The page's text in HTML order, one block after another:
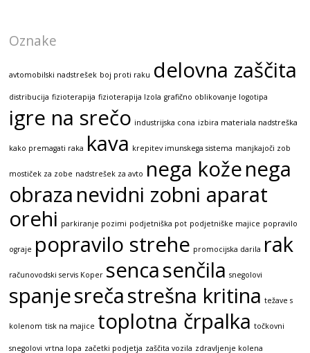
Oznake
avtomobilski nadstrešek boj proti raku delovna zaščita
distribucija fizioterapija fizioterapija Izola grafično oblikovanje logotipa
igre na srečo industrijska cona izbira materiala nadstreška
kako premagati raka kava krepitev imunskega sistema manjkajoči zob
mostiček za zobe nadstrešek za avto nega koženega
obraza nevidni zobni aparat
orehi parkiranje pozimi podjetniška pot podjetniške majice popravilo
ograje popravilo strehe promocijska darila rak
računovodski servis Koper sencasenčila snegolovi
spanjesrečastrešna kritina težave s
kolenom tisk na majice toplotna črpalka točkovni
snegolovi vrtna lopa začetki podjetja zaščita vozila zdravljenje kolena